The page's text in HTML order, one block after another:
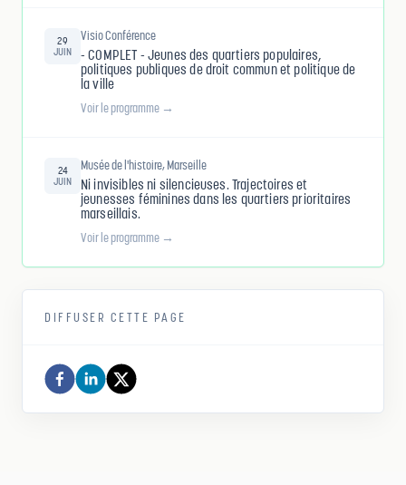
29
JUIN
Visio Conférence
- COMPLET - Jeunes des quartiers populaires,
politiques publiques de droit commun et politique de
la ville
Voir le programme →
24
JUIN
Musée de l'histoire, Marseille
Ni invisibles ni silencieuses. Trajectoires et
jeunesses féminines dans les quartiers prioritaires
marseillais.
Voir le programme →
DIFFUSER CETTE PAGE